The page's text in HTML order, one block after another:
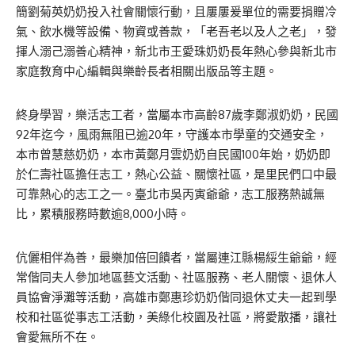
簡劉菊英奶奶投入社會關懷行動，且屢屢爰單位的需要捐贈冷
氣、飲水機等設備、物資或善款，「老吾老以及人之老」，發
揮人溺己溺善心精神，新北市王愛珠奶奶長年熱心參與新北市
家庭教育中心編輯與樂齡長者相關出版品等主題。
終身學習，樂活志工者，當屬本市高齡87歲李鄭淑奶奶，民國
92年迄今，風雨無阻已逾20年，守護本市學童的交通安全，
本市曾慧慈奶奶，本市黃鄭月雲奶奶自民國100年始，奶奶即
於仁壽社區擔任志工，熱心公益、關懷社區，是里民們口中最
可靠熱心的志工之一。臺北市吳丙寅爺爺，志工服務熱誠無
比，累積服務時數逾8,000小時。
伉儷相伴為善，最樂加倍回饋者，當屬連江縣楊綏生爺爺，經
常偕同夫人參加地區藝文活動、社區服務、老人關懷、退休人
員協會淨灘等活動，高雄市鄭惠珍奶奶偕同退休丈夫一起到學
校和社區從事志工活動，美綠化校園及社區，將愛散播，讓社
會愛無所不在。